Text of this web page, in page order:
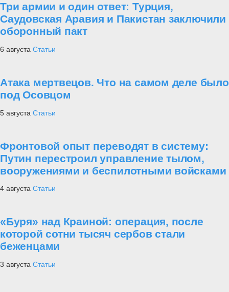
Три армии и один ответ: Турция,
Саудовская Аравия и Пакистан заключили
оборонный пакт
6 августа Статьи
Атака мертвецов. Что на самом деле было
под Осовцом
5 августа Статьи
Фронтовой опыт переводят в систему:
Путин перестроил управление тылом,
вооружениями и беспилотными войсками
4 августа Статьи
«Буря» над Краиной: операция, после
которой сотни тысяч сербов стали
беженцами
3 августа Статьи